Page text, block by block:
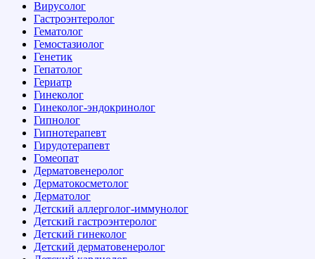
Вирусолог
Гастроэнтеролог
Гематолог
Гемостазиолог
Генетик
Гепатолог
Гериатр
Гинеколог
Гинеколог-эндокринолог
Гипнолог
Гипнотерапевт
Гирудотерапевт
Гомеопат
Дерматовенеролог
Дерматокосметолог
Дерматолог
Детский аллерголог-иммунолог
Детский гастроэнтеролог
Детский гинеколог
Детский дерматовенеролог